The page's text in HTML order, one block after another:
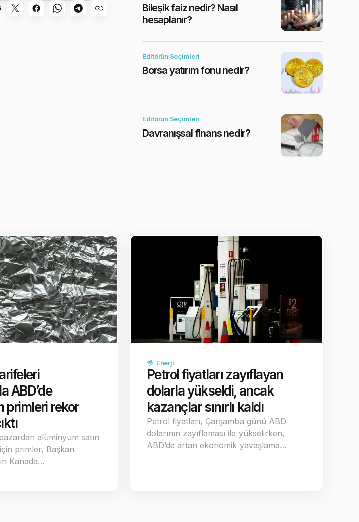
Bileşik faiz nedir? Nasıl
hesaplanır?
Editörün Seçimleri
Borsa yatırım fonu nedir?
Editörün Seçimleri
Davranışsal finans nedir?
ABD’de
primleri rekor
alüminyum satın
primler, Başkan
Kanada…
Enerji
Petrol fiyatları zayıflayan
dolarla yükseldi, ancak
kazançlar sınırlı kaldı
Petrol fiyatları, Çarşamba günü ABD
dolarının zayıflaması ile yükselirken,
ABD’de artan ekonomik yavaşlama…